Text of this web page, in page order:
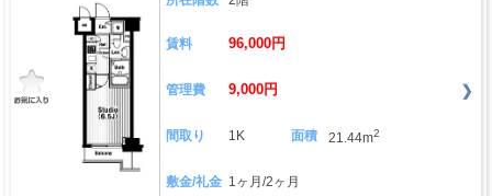
賃料 96,000円
管理費 9,000円
間取り 1K 面積 21.44m2
敷金/礼金 1ヶ月/2ヶ月